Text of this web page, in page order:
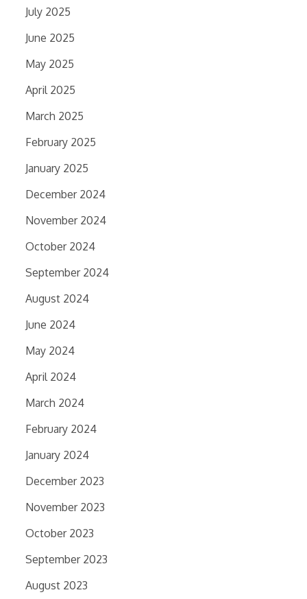
July 2025
June 2025
May 2025
April 2025
March 2025
February 2025
January 2025
December 2024
November 2024
October 2024
September 2024
August 2024
June 2024
May 2024
April 2024
March 2024
February 2024
January 2024
December 2023
November 2023
October 2023
September 2023
August 2023